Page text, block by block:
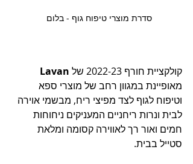
סדרת מוצרי טיפוח גוף - בלום
קולקציית חורף 2022-23 של
Lavan
מאופיינת במגוון רחב של מוצרי ספא
וטיפוח לגוף לצד מפיצי ריח, מבשמי אוירה
לבית ונרות ריחניים המעניקים ניחוחות
חמים ואור רך לאווירה קסומה ומלאת
סטייל בבית.